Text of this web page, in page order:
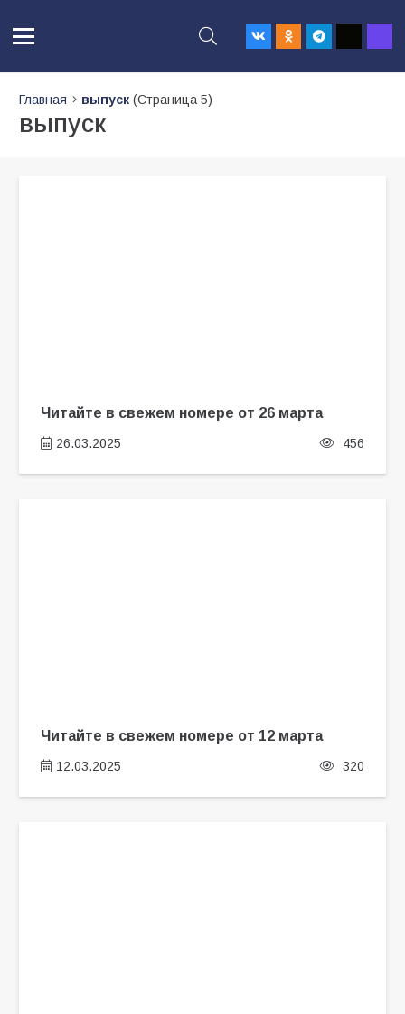
Главная выпуск (Страница 5)
выпуск
Читайте в свежем номере от 26 марта
26.03.2025 456
Читайте в свежем номере от 12 марта
12.03.2025 320